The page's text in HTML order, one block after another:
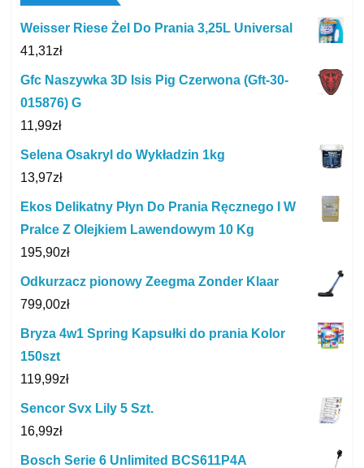
Weisser Riese Żel Do Prania 3,25L Universal
41,31zł
Gfc Naszywka 3D Isis Pig Czerwona (Gft-30-
015876) G
11,99zł
Selena Osakryl do Wykładzin 1kg
13,97zł
Ekos Delikatny Płyn Do Prania Ręcznego I W
Pralce Z Olejkiem Lawendowym 10 Kg
195,90zł
Odkurzacz pionowy Zeegma Zonder Klaar
799,00zł
Bryza 4w1 Spring Kapsułki do prania Kolor
150szt
119,99zł
Sencor Svx Lily 5 Szt.
16,99zł
Bosch Serie 6 Unlimited BCS611P4A